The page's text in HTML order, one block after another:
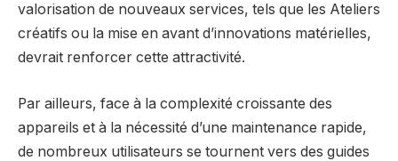
valorisation de nouveaux services, tels que les Ateliers
créatifs ou la mise en avant d’innovations matérielles,
devrait renforcer cette attractivité.
Par ailleurs, face à la complexité croissante des
appareils et à la nécessité d’une maintenance rapide,
de nombreux utilisateurs se tournent vers des guides